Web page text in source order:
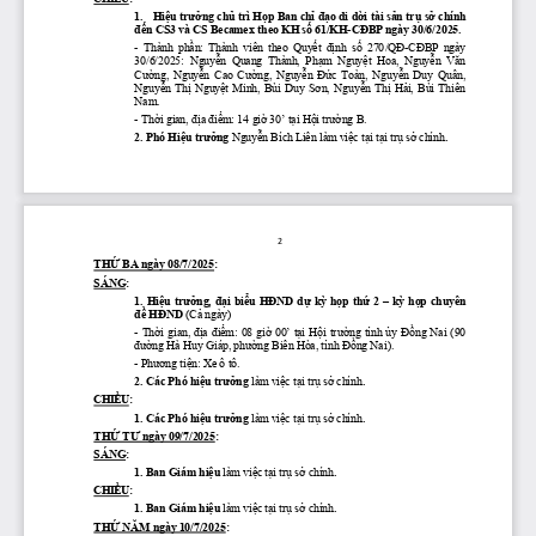
1.
Hiệu trưởng chủ trì Họp Ban chỉ đạo di dời tài sản trụ sở chính
đến CS3 và CS Becamex theo KH số 61/KH-CĐBP ngày 30/6/2025.
- Thành phần: Thành viên theo Quyết định số 270/QĐ-CĐBP ngày
30/6/2025:  Nguyễn  Quang  Thành,  Phạm  Nguyệt  Hoa,  Nguyễn  Văn
Cường, Nguyễn Cao Cường, Nguyễn Đức Toàn, Nguyễn Duy Quân,
Nguyễn Thị Nguyệt Minh, Bùi Duy Sơn, Nguyễn Thị Hải, Bùi Thiên
Nam.
- Thời gian, địa điểm: 14 giờ 30’ tại Hội trường B.
2. Phó Hiệu trưởng Nguyễn Bích Liên làm việc tại tại trụ sở chính.
2
THỨ BA ngày 08/7/2025:
SÁNG:
1. Hiệu trưởng, đại biểu HĐND dự kỳ họp thứ 2 – kỳ họp chuyên
đề HĐND (Cả ngày)
- Thời gian, địa điểm: 08 giờ 00’ tại Hội trường tỉnh ủy Đồng Nai (90
đường Hà Huy Giáp, phường Biên Hòa, tỉnh Đồng Nai).
- Phương tiện: Xe ô tô.
2. Các Phó hiệu trưởng làm việc tại trụ sở chính.
CHIỀU:
1. Các Phó hiệu trưởng làm việc tại trụ sở chính.
THỨ TƯ ngày 09/7/2025:
SÁNG:
1. Ban Giám hiệu làm việc tại trụ sở chính.
CHIỀU:
1. Ban Giám hiệu làm việc tại trụ sở chính.
THỨ NĂM ngày 10/7/2025: